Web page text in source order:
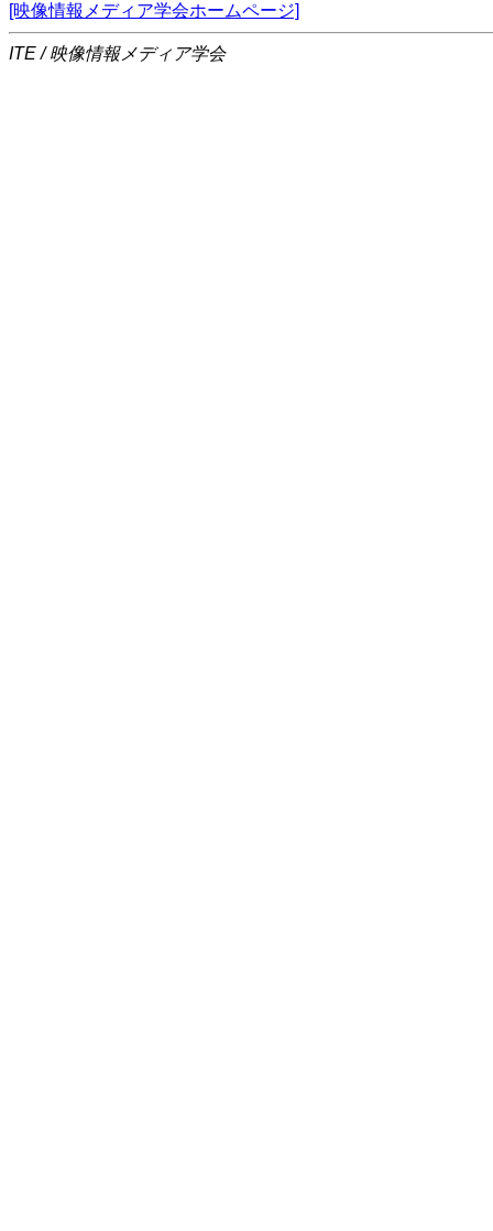
[映像情報メディア学会ホームページ]
ITE / 映像情報メディア学会